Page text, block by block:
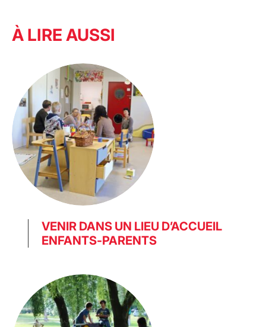
À LIRE AUSSI
VENIR DANS UN LIEU D’ACCUEIL
ENFANTS-PARENTS